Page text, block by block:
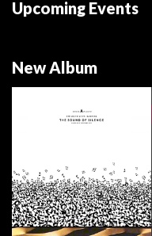
Upcoming Events
New Album